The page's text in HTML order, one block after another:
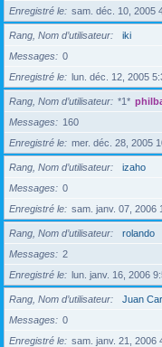
Enregistré le
sam. déc. 10, 2005
Rang, Nom d’utilisateur
iki
Messages
0
Enregistré le
lun. déc. 12, 2005
Rang, Nom d’utilisateur *1*
Messages
160
Enregistré le
mer. déc. 28, 2005
Rang, Nom d’utilisateur
izaho
Messages
0
Enregistré le
sam. janv. 07, 2006
Rang, Nom d’utilisateur
rolando
Messages
2
Enregistré le
lun. janv. 16, 2006
Rang, Nom d’utilisateur
Juan
Messages
0
Enregistré le
sam. janv. 21, 2006